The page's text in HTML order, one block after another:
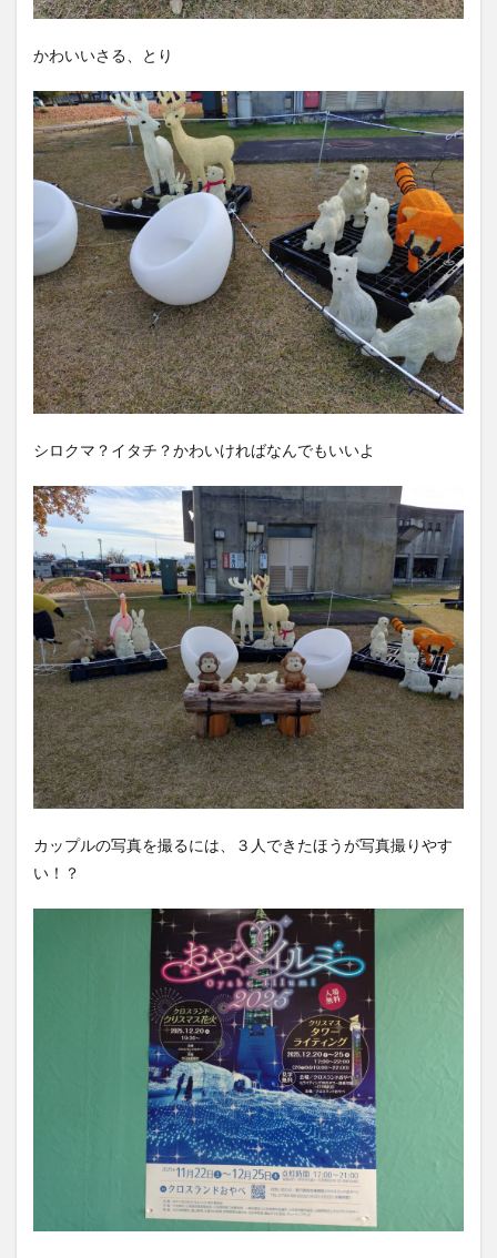
かわいいさる、とり
シロクマ？イタチ？かわいければなんでもいいよ
カップルの写真を撮るには、３人できたほうが写真撮りやす
い！？